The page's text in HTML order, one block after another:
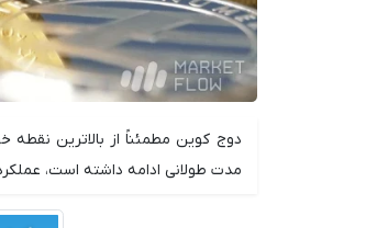
دوج کوین مطمئناً از بالاترین
مدت طولانی ادامه داشته است،